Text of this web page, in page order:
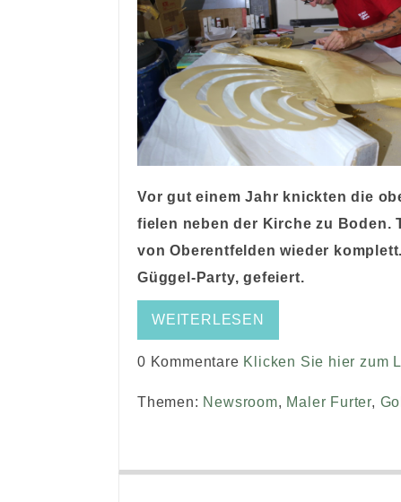
Vor gut einem Jahr knickten die
fielen neben der Kirche zu Boden.
von Oberentfelden wieder
Güggel-Party, gefeiert.
WEITERLESEN
0 Kommentare Klicken Sie hier zum
Themen: Newsroom, Maler Furter,